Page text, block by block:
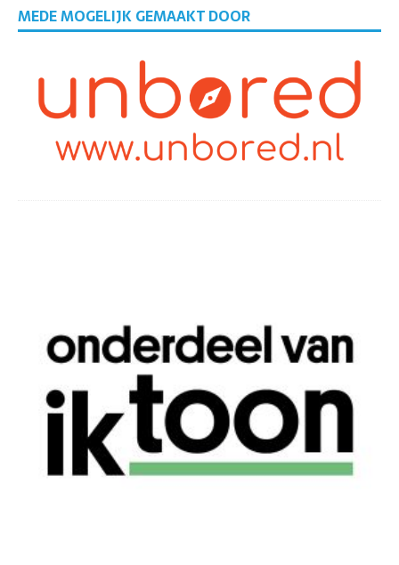
MEDE MOGELIJK GEMAAKT DOOR